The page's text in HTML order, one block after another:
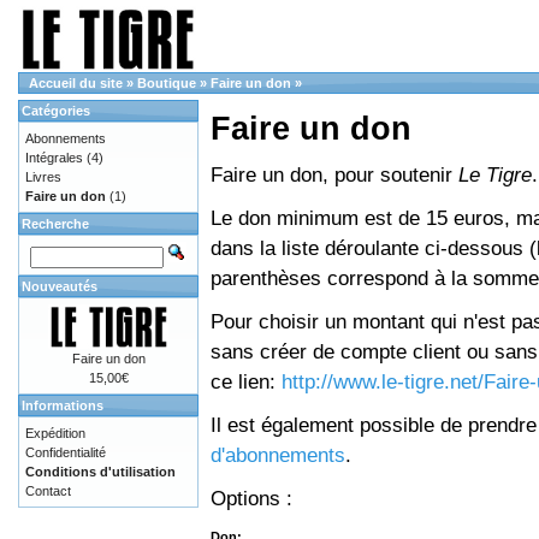
Accueil du site » Boutique » Faire un don »
Faire un don
Faire un don, pour soutenir Le Tigre.
Le don minimum est de 15 euros,
dans la liste déroulante ci-dessous
parenthèses correspond à la
Pour choisir un montant qui n'est
sans créer de compte client ou
ce lien: http://www.le-tigre.net/
Il est également possible de
d'abonnements.
Options :
Catégories
Abonnements
Intégrales (4)
Livres
Faire un don (1)
Recherche
Nouveautés
Faire un don
15,00€
Informations
Expédition
Confidentialité
Conditions d'utilisation
Contact